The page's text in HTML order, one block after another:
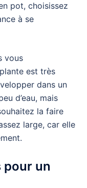
pot, choisissez
à se
vous
est très
dans un
d’eau, mais
la faire
large, car elle
pour un